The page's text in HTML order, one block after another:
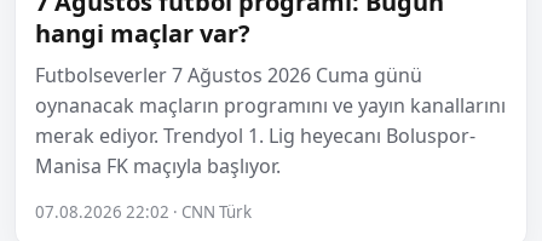
hangi maçlar var?
Futbolseverler 7 Ağustos 2026 Cuma günü
oynanacak maçların programını ve yayın kanallarını
merak ediyor. Trendyol 1. Lig heyecanı Boluspor-
Manisa FK maçıyla başlıyor.
07.08.2026 22:02 · CNN Türk